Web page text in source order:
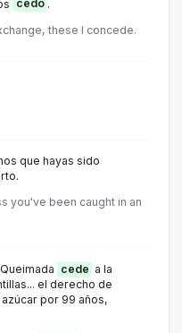
cedo .
these l concede.
que hayas sido
you've been caught in an
cede a la
el derecho de
por 99 años,